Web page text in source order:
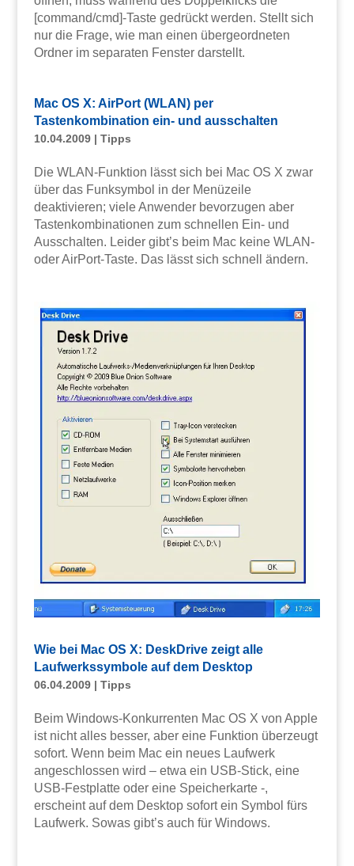
[command/cmd]-Taste gedrückt werden. Stellt sich
nur die Frage, wie man einen übergeordneten
Ordner im separaten Fenster darstellt.
Mac OS X: AirPort (WLAN) per
Tastenkombination ein- und ausschalten
10.04.2009| Tipps
Die WLAN-Funktion lässt sich bei Mac OS X zwar
über das Funksymbol in der Menüzeile
deaktivieren; viele Anwender bevorzugen aber
Tastenkombinationen zum schnellen Ein- und
Ausschalten. Leider gibt’s beim Mac keine WLAN-
oder AirPort-Taste. Das lässt sich schnell ändern.
Wie bei Mac OS X: DeskDrive zeigt alle
Laufwerkssymbole auf dem Desktop
06.04.2009| Tipps
Beim Windows-Konkurrenten Mac OS X von Apple
ist nicht alles besser, aber eine Funktion überzeugt
sofort. Wenn beim Mac ein neues Laufwerk
angeschlossen wird – etwa ein USB-Stick, eine
USB-Festplatte oder eine Speicherkarte -,
erscheint auf dem Desktop sofort ein Symbol fürs
Laufwerk. Sowas gibt’s auch für Windows.